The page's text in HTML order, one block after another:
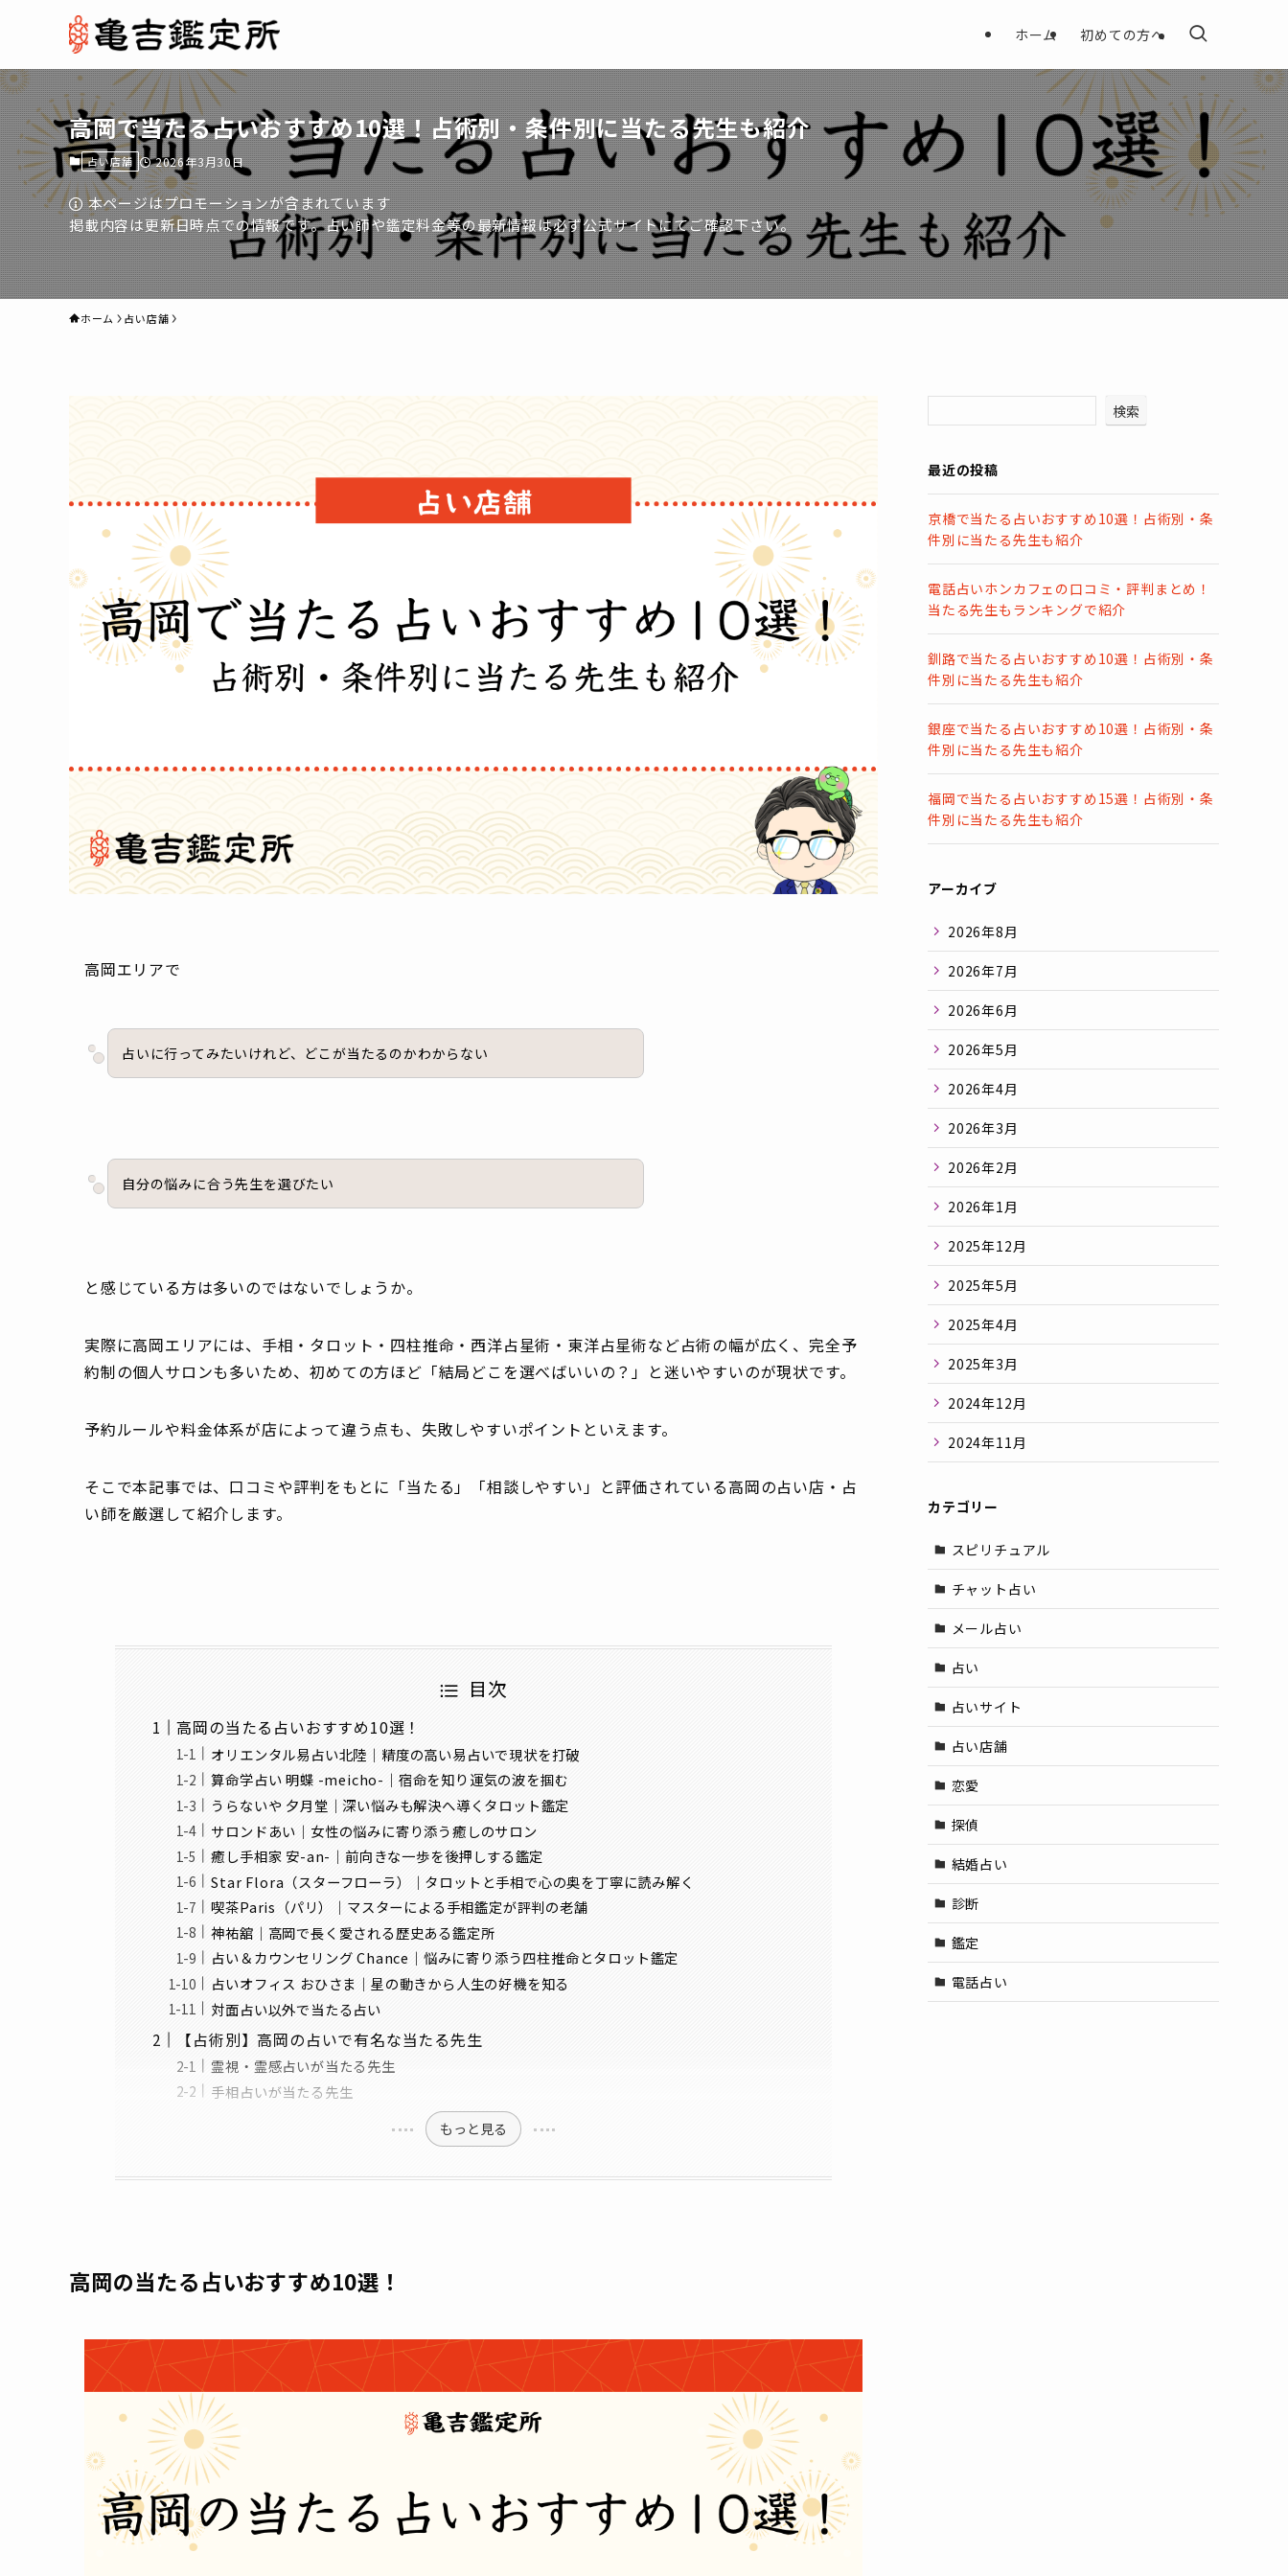
ホーム 初めての方へ
高岡で当たる占いおすすめ10選！占術別・条件別に当たる先生も紹介
占い店舗 2026年3月30日
本ページはプロモーションが含まれています
掲載内容は更新日時点での情報です。占い師や鑑定料金等の最新情報は必ず公式サイトにてご確認下さい。
ホーム 占い店舗
高岡エリアで
占いに行ってみたいけれど、どこが当たるのかわからない
自分の悩みに合う先生を選びたい
と感じている方は多いのではないでしょうか。
実際に高岡エリアには、手相・タロット・四柱推命・西洋占星術・東洋占星術など占術の幅が広く、完全予
約制の個人サロンも多いため、初めての方ほど「結局どこを選べばいいの？」と迷いやすいのが現状です。
予約ルールや料金体系が店によって違う点も、失敗しやすいポイントといえます。
そこで本記事では、口コミや評判をもとに「当たる」「相談しやすい」と評価されている高岡の占い店・占
い師を厳選して紹介します。
目次
高岡の当たる占いおすすめ10選！
オリエンタル易占い北陸｜精度の高い易占いで現状を打破
算命学占い 明蝶 -meicho-｜宿命を知り運気の波を掴む
うらないや 夕月堂｜深い悩みも解決へ導くタロット鑑定
サロンドあい｜女性の悩みに寄り添う癒しのサロン
癒し手相家 安-an-｜前向きな一歩を後押しする鑑定
Star Flora（スターフローラ）｜タロットと手相で心の奥を丁寧に読み解く
喫茶Paris（パリ）｜マスターによる手相鑑定が評判の老舗
神祐舘｜高岡で長く愛される歴史ある鑑定所
占い＆カウンセリング Chance｜悩みに寄り添う四柱推命とタロット鑑定
占いオフィス おひさま｜星の動きから人生の好機を知る
対面占い以外で当たる占い
【占術別】高岡の占いで有名な当たる先生
霊視・霊感占いが当たる先生
手相占いが当たる先生
もっと見る
高岡の当たる占いおすすめ10選！
検索
最近の投稿
京橋で当たる占いおすすめ10選！占術別・条
件別に当たる先生も紹介
電話占いホンカフェの口コミ・評判まとめ！
当たる先生もランキングで紹介
釧路で当たる占いおすすめ10選！占術別・条
件別に当たる先生も紹介
銀座で当たる占いおすすめ10選！占術別・条
件別に当たる先生も紹介
福岡で当たる占いおすすめ15選！占術別・条
件別に当たる先生も紹介
アーカイブ
2026年8月
2026年7月
2026年6月
2026年5月
2026年4月
2026年3月
2026年2月
2026年1月
2025年12月
2025年5月
2025年4月
2025年3月
2024年12月
2024年11月
カテゴリー
スピリチュアル
チャット占い
メール占い
占い
占いサイト
占い店舗
恋愛
探偵
結婚占い
診断
鑑定
電話占い